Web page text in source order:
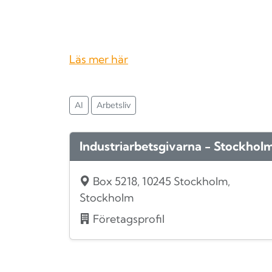
Läs mer här
AI Arbetsliv
Industriarbetsgivarna -
Box 5218, 10245 Stockholm,
Stockholm
Företagsprofil